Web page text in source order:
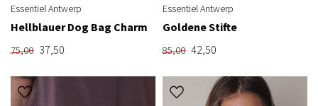
Essentiel Antwerp
Hellblauer Dog Bag Charm
75,00 37,50
Essentiel Antwerp
Goldene Stifte
85,00 42,50